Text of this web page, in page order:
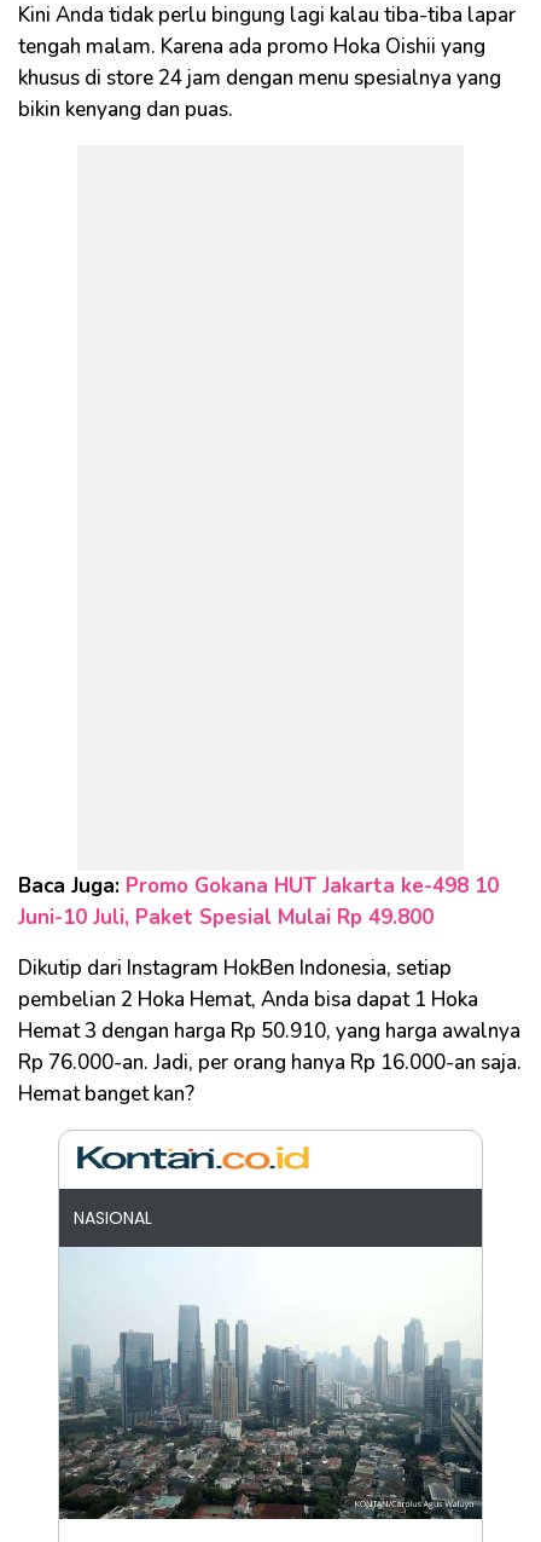
Kini Anda tidak perlu bingung lagi kalau tiba-tiba lapar
tengah malam. Karena ada promo Hoka Oishii yang
khusus di store 24 jam dengan menu spesialnya yang
bikin kenyang dan puas.
Baca Juga: Promo Gokana HUT Jakarta ke-498 10
Juni-10 Juli, Paket Spesial Mulai Rp 49.800
Dikutip dari Instagram HokBen Indonesia, setiap
pembelian 2 Hoka Hemat, Anda bisa dapat 1 Hoka
Hemat 3 dengan harga Rp 50.910, yang harga awalnya
Rp 76.000-an. Jadi, per orang hanya Rp 16.000-an saja.
Hemat banget kan?
NASIONAL